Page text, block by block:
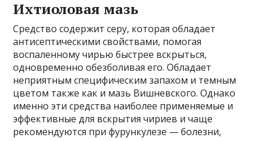
Ихтиоловая мазь
Средство содержит серу, которая обладает
антисептическими свойствами, помогая
воспаленному чирью быстрее вскрыться,
одновременно обезболивая его. Обладает
неприятным специфическим запахом и темным
цветом также как и мазь Вишневского. Однако
именно эти средства наиболее применяемые и
эффективные для вскрытия чириев и чаще
рекомендуются при фурункулезе — болезни,